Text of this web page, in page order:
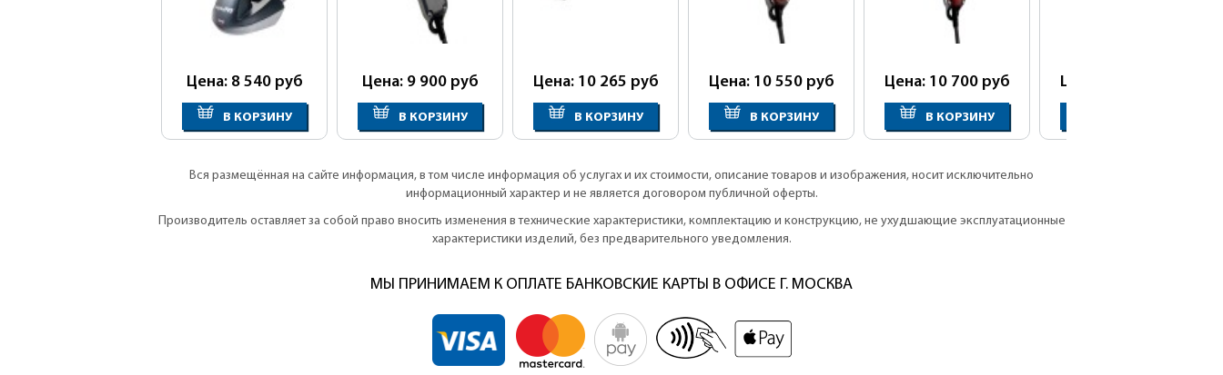
Цена: 8 540 руб
В КОРЗИНУ
Цена: 9 900 руб
В КОРЗИНУ
Цена: 10 265 руб
В КОРЗИНУ
Цена: 10 550 руб
В КОРЗИНУ
Цена: 10 700 руб
В КОРЗИНУ
Цена: 10 900
Вся размещённая на сайте информация, в том числе информация об услугах и их стоимости, описание товаров и изображения, носит исключительно
информационный характер и не является договором публичной оферты.
Производитель оставляет за собой право вносить изменения в технические характеристики, комплектацию и конструкцию, не ухудшающие эксплуатационные
характеристики изделий, без предварительного уведомления.
МЫ ПРИНИМАЕМ К ОПЛАТЕ БАНКОВСКИЕ КАРТЫ В ОФИСЕ Г. МОСКВА